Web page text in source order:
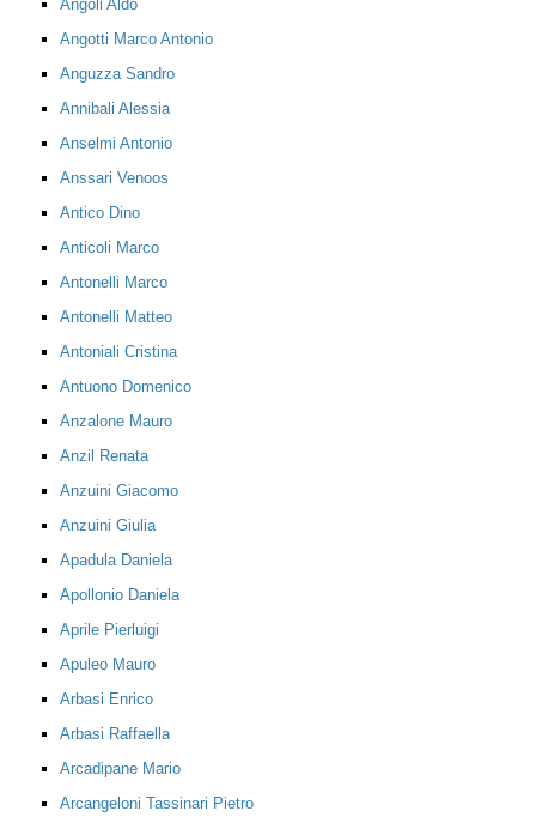
Angoli Aldo
Angotti Marco Antonio
Anguzza Sandro
Annibali Alessia
Anselmi Antonio
Anssari Venoos
Antico Dino
Anticoli Marco
Antonelli Marco
Antonelli Matteo
Antoniali Cristina
Antuono Domenico
Anzalone Mauro
Anzil Renata
Anzuini Giacomo
Anzuini Giulia
Apadula Daniela
Apollonio Daniela
Aprile Pierluigi
Apuleo Mauro
Arbasi Enrico
Arbasi Raffaella
Arcadipane Mario
Arcangeloni Tassinari Pietro